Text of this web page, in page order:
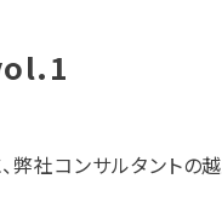
社コンサルタントの